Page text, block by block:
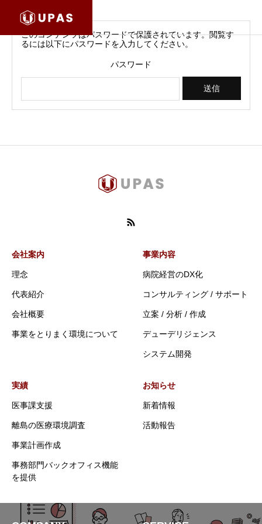
このコンテンツはパスワードで保護されています。閲覧す
るには以下にパスワードを入力してください。
パスワード
会社案内
理念
代表紹介
会社概要
事業をとりまく環境について
事業内容
病院経営のDX化
コンサルティング / サポート
立案 / 分析 / 作成
デューデリジェンス
システム開発
実績
医事課支援
離島の医療環境調査
事業計画作成
事務部門バックオフィス機能
を提供
お知らせ
新着情報
活動報告